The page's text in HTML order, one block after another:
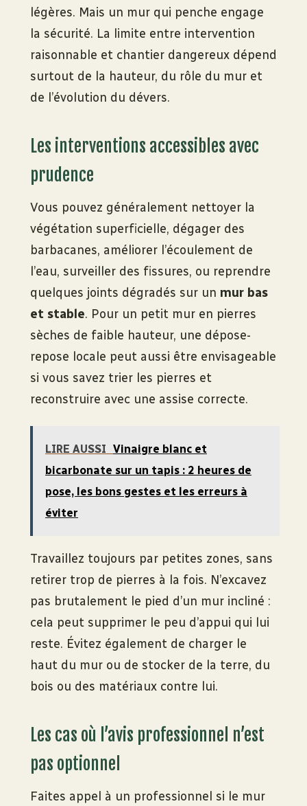
légères. Mais un mur qui penche engage
la sécurité. La limite entre intervention
raisonnable et chantier dangereux dépend
surtout de la hauteur, du rôle du mur et
de l’évolution du dévers.
Les interventions accessibles avec
prudence
Vous pouvez généralement nettoyer la
végétation superficielle, dégager des
barbacanes, améliorer l’écoulement de
l’eau, surveiller des fissures, ou reprendre
quelques joints dégradés sur un mur bas
et stable. Pour un petit mur en pierres
sèches de faible hauteur, une dépose-
repose locale peut aussi être envisageable
si vous savez trier les pierres et
reconstruire avec une assise correcte.
LIRE AUSSI Vinaigre blanc et
bicarbonate sur un tapis : 2 heures de
pose, les bons gestes et les erreurs à
éviter
Travaillez toujours par petites zones, sans
retirer trop de pierres à la fois. N’excavez
pas brutalement le pied d’un mur incliné :
cela peut supprimer le peu d’appui qui lui
reste. Évitez également de charger le
haut du mur ou de stocker de la terre, du
bois ou des matériaux contre lui.
Les cas où l’avis professionnel n’est
pas optionnel
Faites appel à un professionnel si le mur